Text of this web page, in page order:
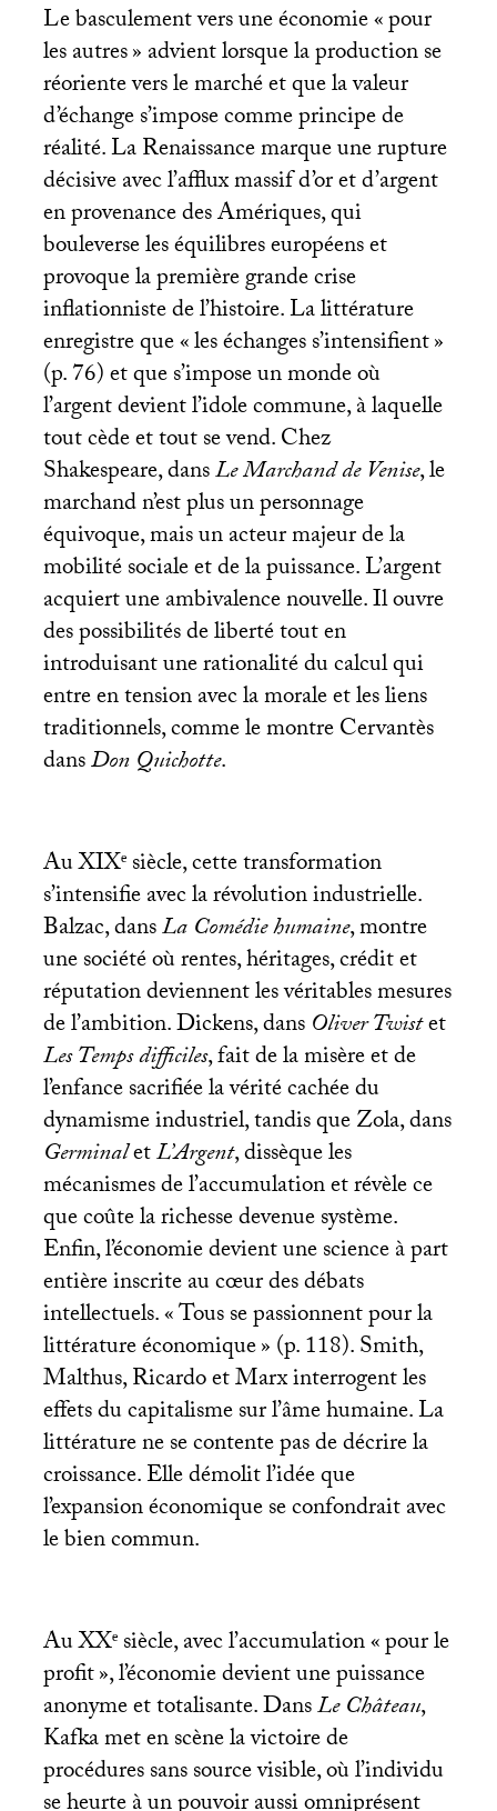
Le basculement vers une économie «pour
les autres» advient lorsque la production se
réoriente vers le marché et que la valeur
d’échange s’impose comme principe de
réalité. La Renaissance marque une rupture
décisive avec l’afflux massif d’or et d’argent
en provenance des Amériques, qui
bouleverse les équilibres européens et
provoque la première grande crise
inflationniste de l’histoire. La littérature
enregistre que «les échanges s’intensifient»
(p. 76) et que s’impose un monde où
l’argent devient l’idole commune, à laquelle
tout cède et tout se vend. Chez
Shakespeare, dansLe Marchand de Venise, le
marchand n’est plus un personnage
équivoque, mais un acteur majeur de la
mobilité sociale et de la puissance. L’argent
acquiert une ambivalence nouvelle. Il ouvre
des possibilités de liberté tout en
introduisant une rationalité du calcul qui
entre en tension avec la morale et les liens
traditionnels, comme le montre Cervantès
dansDon Quichotte.
AuXIXᵉ siècle, cette transformation
s’intensifie avec la révolution industrielle.
Balzac, dansLa Comédie humaine, montre
une société où rentes, héritages, crédit et
réputation deviennent les véritables mesures
de l’ambition. Dickens, dansOliver Twistet
Les Temps difficiles, fait de la misère et de
l’enfance sacrifiée la vérité cachée du
dynamisme industriel, tandis que Zola, dans
GerminaletL’Argent, dissèque les
mécanismes de l’accumulation et révèle ce
que coûte la richesse devenue système.
Enfin, l’économie devient une science à part
entière inscrite au cœur des débats
intellectuels. «Tous se passionnent pour la
littérature économique» (p. 118). Smith,
Malthus, Ricardo et Marx interrogent les
effets du capitalisme sur l’âme humaine. La
littérature ne se contente pas de décrire la
croissance. Elle démolit l’idée que
l’expansion économique se confondrait avec
le bien commun.
AuXXᵉ siècle, avec l’accumulation «pour le
profit», l’économie devient une puissance
anonyme et totalisante. DansLe Château,
Kafka met en scène la victoire de
procédures sans source visible, où l’individu